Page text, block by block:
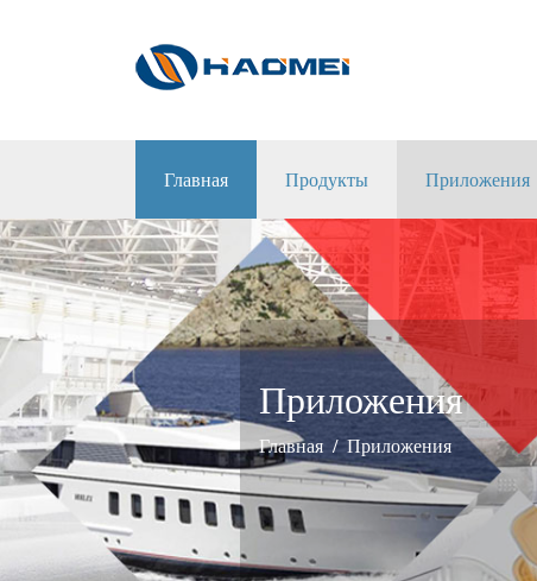
Главная Продукты Приложения
Приложения
Главная Приложения